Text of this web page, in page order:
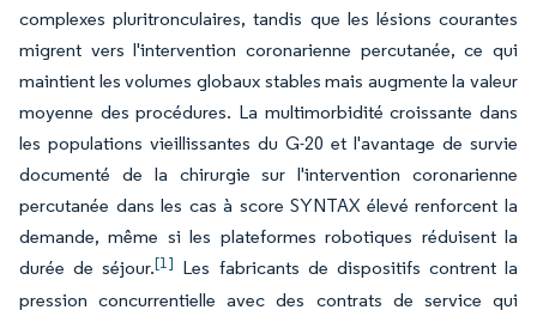
complexes pluritronculaires, tandis que les lésions courantes
migrent vers l'intervention coronarienne percutanée, ce qui
maintient les volumes globaux stables mais augmente la valeur
moyenne des procédures. La multimorbidité croissante dans
les populations vieillissantes du G-20 et l'avantage de survie
documenté de la chirurgie sur l'intervention coronarienne
percutanée dans les cas à score SYNTAX élevé renforcent la
demande, même si les plateformes robotiques réduisent la
durée de séjour.[1] Les fabricants de dispositifs contrent la
pression concurrentielle avec des contrats de service qui